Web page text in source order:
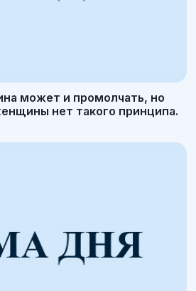
может и промолчать, но
нет такого принципа.